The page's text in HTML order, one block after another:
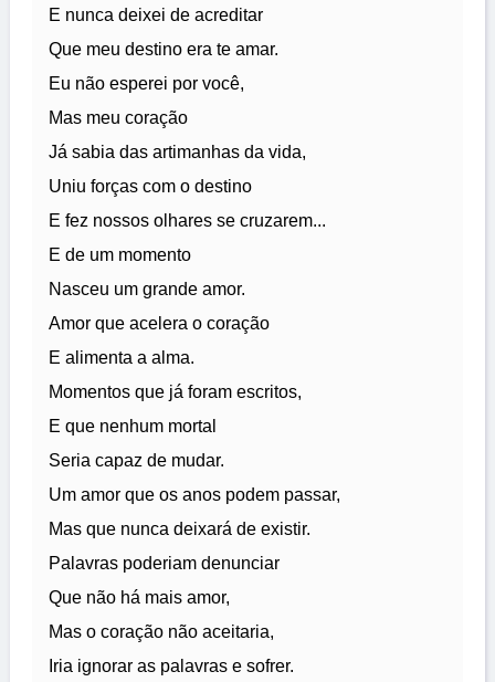
E nunca deixei de acreditar
Que meu destino era te amar.
Eu não esperei por você,
Mas meu coração
Já sabia das artimanhas da vida,
Uniu forças com o destino
E fez nossos olhares se cruzarem...
E de um momento
Nasceu um grande amor.
Amor que acelera o coração
E alimenta a alma.
Momentos que já foram escritos,
E que nenhum mortal
Seria capaz de mudar.
Um amor que os anos podem passar,
Mas que nunca deixará de existir.
Palavras poderiam denunciar
Que não há mais amor,
Mas o coração não aceitaria,
Iria ignorar as palavras e sofrer.